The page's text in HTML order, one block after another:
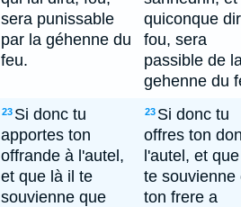
sera punissable
par la géhenne du
feu.
quiconque
fou, sera
passible de
gehenne du
23 Si donc tu
apportes ton
offrande à l'autel,
et que là il te
souvienne que
23 Si donc tu
offres ton
l'autel, et
te souvienne
ton frere a